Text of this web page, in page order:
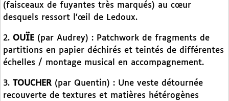
(faisceaux de fuyantes très marqués) au cœur
desquels ressort l’œil de Ledoux.
2. OUÏE (par Audrey) : Patchwork de fragments de
partitions en papier déchirés et teintés de différentes
échelles / montage musical en accompagnement.
3. TOUCHER (par Quentin) : Une veste détournée
recouverte de textures et matières hétérogènes